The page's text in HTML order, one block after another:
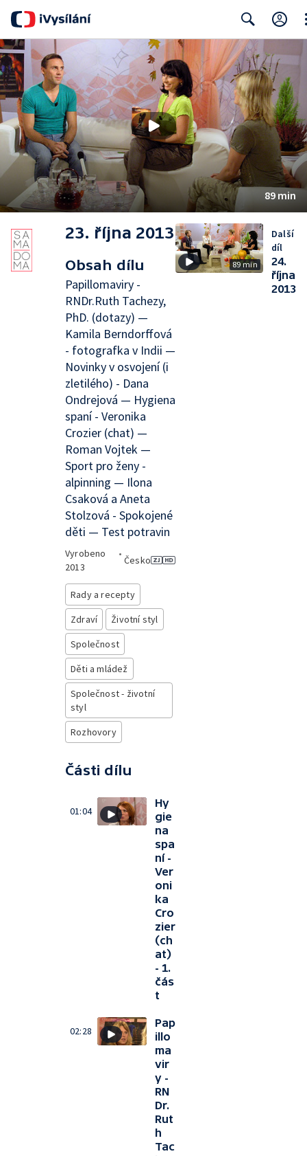
Search
89 min
23. října 2013
Obsah dílu
Papillomaviry -
RNDr.Ruth Tachezy,
PhD. (dotazy) —
Kamila Berndorffová
- fotografka v Indii —
Novinky v osvojení (i
zletilého) - Dana
Ondrejová — Hygiena
spaní - Veronika
Crozier (chat) —
Roman Vojtek —
Sport pro ženy -
alpinning — Ilona
Csaková a Aneta
Stolzová - Spokojené
děti — Test potravin
Vyrobeno
2013
•
Česko
Rady a recepty
Zdraví
Životní styl
Společnost
Děti a mládež
Společnost - životní
styl
Rozhovory
Části dílu
01:04
Hy
gie
na
spa
ní -
Ver
oni
ka
Cro
zier
(ch
at)
- 1.
čás
t
02:28
Pap
illo
ma
vir
y -
RN
Dr.
Rut
h
Tac
89 min
Další
díl
24.
října
2013